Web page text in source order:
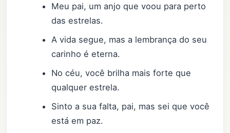
Meu pai, um anjo que voou para perto
das estrelas.
A vida segue, mas a lembrança do seu
carinho é eterna.
No céu, você brilha mais forte que
qualquer estrela.
Sinto a sua falta, pai, mas sei que você
está em paz.